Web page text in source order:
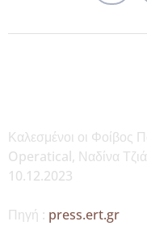
Καλεσμένοι οι Φοίβος
Operatical, Ναδίνα
10.12.2023
Πηγή : press.ert.gr